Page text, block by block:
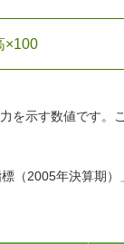
×100
を示す数値です。
（2005年決算期）